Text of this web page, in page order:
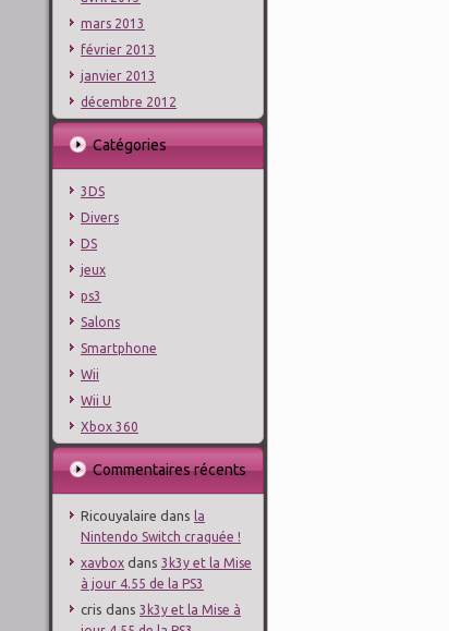
mars 2013
février 2013
janvier 2013
décembre 2012
Catégories
3DS
Divers
DS
jeux
ps3
Salons
Smartphone
Wii
Wii U
Xbox 360
Commentaires récents
Ricouyalaire dans la
Nintendo Switch craquée !
xavbox dans 3k3y et la Mise
à jour 4.55 de la PS3
cris dans 3k3y et la Mise à